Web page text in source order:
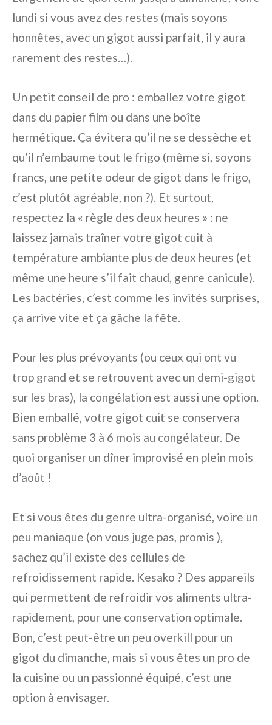
lundi si vous avez des restes (mais soyons
honnêtes, avec un gigot aussi parfait, il y aura
rarement des restes…).
Un petit conseil de pro : emballez votre gigot
dans du papier film ou dans une boîte
hermétique. Ça évitera qu’il ne se dessèche et
qu’il n’embaume tout le frigo (même si, soyons
francs, une petite odeur de gigot dans le frigo,
c’est plutôt agréable, non ?). Et surtout,
respectez la « règle des deux heures » : ne
laissez jamais traîner votre gigot cuit à
température ambiante plus de deux heures (et
même une heure s’il fait chaud, genre canicule).
Les bactéries, c’est comme les invités surprises,
ça arrive vite et ça gâche la fête.
Pour les plus prévoyants (ou ceux qui ont vu
trop grand et se retrouvent avec un demi-gigot
sur les bras), la congélation est aussi une option.
Bien emballé, votre gigot cuit se conservera
sans problème 3 à 6 mois au congélateur. De
quoi organiser un dîner improvisé en plein mois
d’août !
Et si vous êtes du genre ultra-organisé, voire un
peu maniaque (on vous juge pas, promis ),
sachez qu’il existe des cellules de
refroidissement rapide. Kesako ? Des appareils
qui permettent de refroidir vos aliments ultra-
rapidement, pour une conservation optimale.
Bon, c’est peut-être un peu overkill pour un
gigot du dimanche, mais si vous êtes un pro de
la cuisine ou un passionné équipé, c’est une
option à envisager.